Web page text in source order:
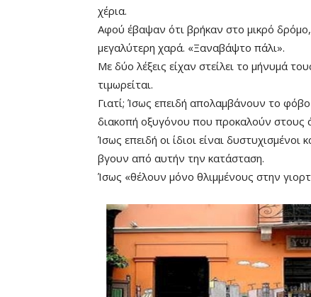
Remaining
Time
-0:00
χέρια.
Αφού έβαψαν ότι βρήκαν στο μικρό
μεγαλύτερη χαρά. «Ξαναβάψτο πάλι».
Με δύο λέξεις είχαν στείλει το μήνυμά
τιμωρείται.
Γιατί; Ίσως επειδή απολαμβάνουν το
διακοπή οξυγόνου που προκαλούν στους
Ίσως επειδή οι ίδιοι είναι
βγουν από αυτήν την κατάσταση.
Ίσως «θέλουν μόνο θλιμμένους στην